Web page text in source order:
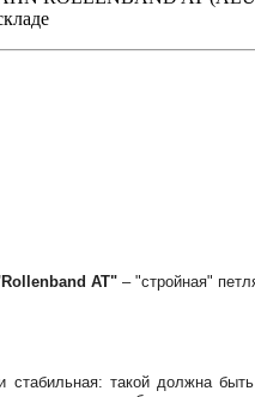
АТ" – "стройная"
стабильная: такой должна